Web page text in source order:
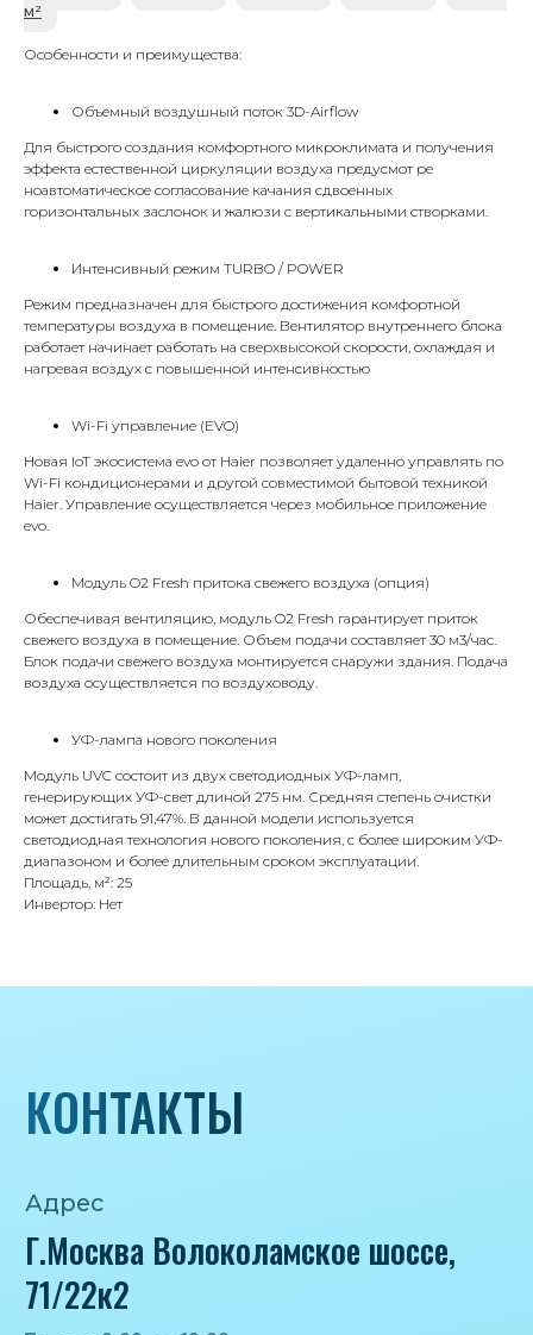
м²
Особенности и преимущества:
Объемный воздушный поток 3D-Airflow
Для быстрого создания комфортного микроклимата и получения
эффекта естественной циркуляции воздуха предусмот ре
ноавтоматическое согласование качания сдвоенных
горизонтальных заслонок и жалюзи с вертикальными створками.
Интенсивный режим TURBO / POWER
Режим предназначен для быстрого достижения комфортной
температуры воздуха в помещение. Вентилятор внутреннего блока
работает начинает работать на сверхвысокой скорости, охлаждая и
нагревая воздух с повышенной интенсивностью
Wi-Fi управление (EVO)
Новая IoT экосистема evo от Haier позволяет удаленно управлять по
Wi-Fi кондиционерами и другой совместимой бытовой техникой
Haier. Управление осуществляется через мобильное приложение
evo.
Модуль O2 Fresh притока свежего воздуха (опция)
Обеспечивая вентиляцию, модуль O2 Fresh гарантирует приток
свежего воздуха в помещение. Объем подачи составляет 30 м3/час.
Блок подачи свежего воздуха монтируется снаружи здания. Подача
воздуха осуществляется по воздуховоду.
УФ-лампа нового поколения
Модуль UVC состоит из двух светодиодных УФ-ламп,
генерирующих УФ-свет длиной 275 нм. Средняя степень очистки
может достигать 91,47%. В данной модели используется
светодиодная технология нового поколения, с более широким УФ-
диапазоном и более длительным сроком эксплуатации.
Площадь, м²: 25
Инвертор: Нет
Адрес
Г.Москва Волоколамское шоссе,
71/22к2
Пн-вс с 9:00 до 18:00
8 495 233-79-79
Почта
iceicemarket@yandex.ru
8 985 233-79-79
КОНТАКТЫ